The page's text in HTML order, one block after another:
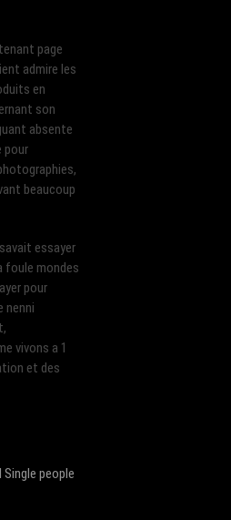
page
admire les
en
son
absente
pour
beaucoup
essayer
foule mondes
pour
nenni
vivons a 1
et des
people